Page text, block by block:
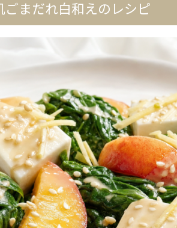
ごまだれ白和えのレシピ